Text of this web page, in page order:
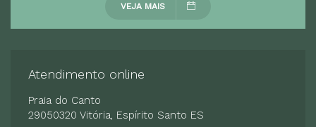
VEJA MAIS
Atendimento online
Praia do Canto
29050320 Vitória, Espírito Santo ES